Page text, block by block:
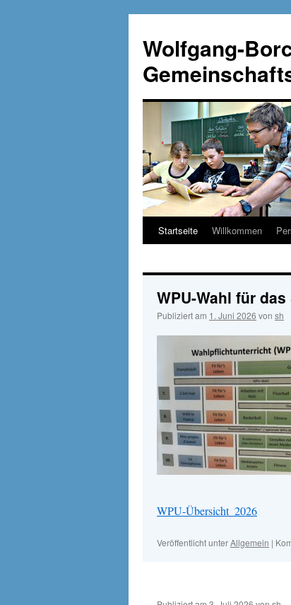
Wolfgang-
ZumStartseite Willkommen
WPU-Wahl für
Publiziert am 1. Juni 2026 von sh
WPU-Übersicht_2026
Veröffentlicht unterAllgemein |